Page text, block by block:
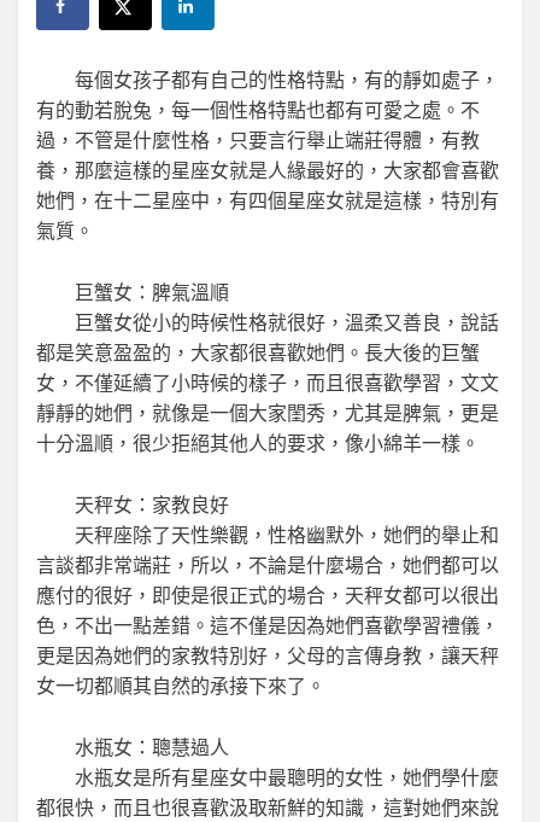
每個女孩子都有自己的性格特點，有的靜如處子，
有的動若脫兔，每一個性格特點也都有可愛之處。不
過，不管是什麼性格，只要言行舉止端莊得體，有教
養，那麼這樣的星座女就是人緣最好的，大家都會喜歡
她們，在十二星座中，有四個星座女就是這樣，特別有
氣質。
巨蟹女：脾氣溫順
巨蟹女從小的時候性格就很好，溫柔又善良，說話
都是笑意盈盈的，大家都很喜歡她們。長大後的巨蟹
女，不僅延續了小時候的樣子，而且很喜歡學習，文文
靜靜的她們，就像是一個大家閨秀，尤其是脾氣，更是
十分溫順，很少拒絕其他人的要求，像小綿羊一樣。
天秤女：家教良好
天秤座除了天性樂觀，性格幽默外，她們的舉止和
言談都非常端莊，所以，不論是什麼場合，她們都可以
應付的很好，即使是很正式的場合，天秤女都可以很出
色，不出一點差錯。這不僅是因為她們喜歡學習禮儀，
更是因為她們的家教特別好，父母的言傳身教，讓天秤
女一切都順其自然的承接下來了。
水瓶女：聰慧過人
水瓶女是所有星座女中最聰明的女性，她們學什麼
都很快，而且也很喜歡汲取新鮮的知識，這對她們來說